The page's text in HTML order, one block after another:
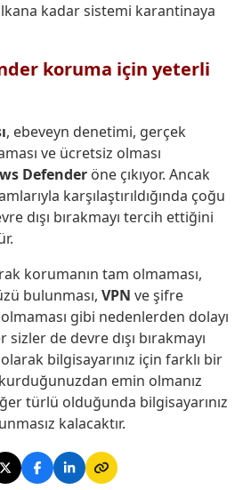
kadar sistemi karantinaya
koruma için yeterli
, ebeveyn denetimi, gerçek
ve ücretsiz olması
Defender öne çıkıyor. Ancak
karşılaştırıldığında çoğu
dışı bırakmayı tercih ettiğini
korumanın tam olmaması,
bulunması, VPN ve şifre
gibi nedenlerden dolayı
sizler de devre dışı bırakmayı
bilgisayarınız için farklı bir
kurduğunuzdan emin olmanız
türlü olduğunda bilgisayarınız
kalacaktır.